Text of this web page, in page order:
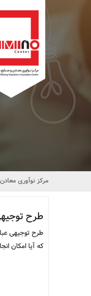
مرکز نوآوری
طرح
طرح توجیهی
که آیا امکان